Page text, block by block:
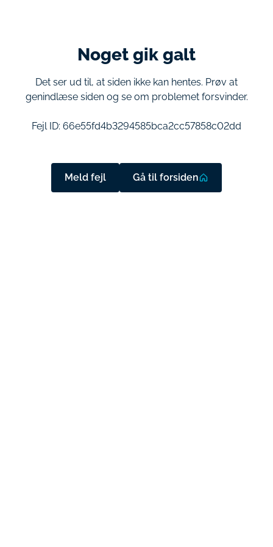
Noget gik galt
Det ser ud til, at siden ikke kan hentes. Prøv at
genindlæse siden og se om problemet forsvinder.
Fejl ID: 66e55fd4b3294585bca2cc57858c02dd
Meld fejl Gå til forsiden